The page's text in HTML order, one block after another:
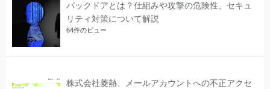
バックドアとは？仕組みや攻撃の危険性、セキュ
リティ対策について解説
64件のビュー
株式会社菱熱、メールアカウントへの不正アクセ